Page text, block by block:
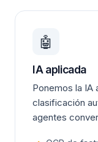
🤖
IA aplicada
Ponemos la IA
clasificación
agentes